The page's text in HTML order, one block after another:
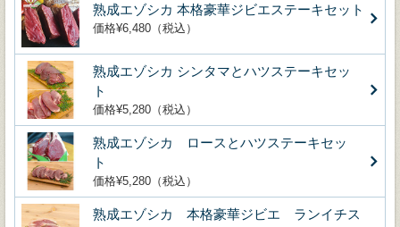
熟成エゾシカ 本格豪華ジビエステーキセット
価格¥6,480（税込）
熟成エゾシカ シンタマとハツステーキセッ
ト
価格¥5,280（税込）
熟成エゾシカ ロースとハツステーキセッ
ト
価格¥5,280（税込）
熟成エゾシカ 本格豪華ジビエ ランイチス